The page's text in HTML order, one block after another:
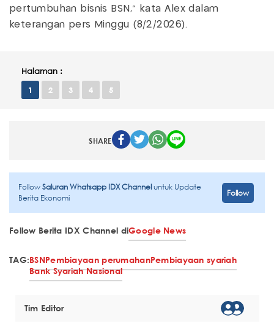
pertumbuhan bisnis BSN,” kata Alex dalam
keterangan pers Minggu (8/2/2026).
Halaman :
1 2 3 4 5
SHARE
FollowSaluran Whatsapp IDX Channeluntuk Update
Berita Ekonomi
Follow
Follow Berita IDX Channel diGoogle News
TAG:BSNPembiayaan perumahanPembiayaan syariah
Bank Syariah Nasional
Tim Editor